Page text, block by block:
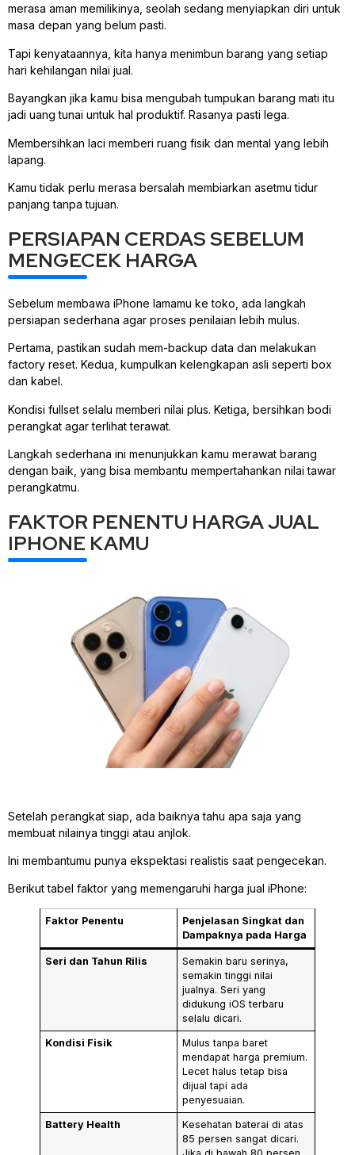
merasa aman memilikinya, seolah sedang menyiapkan diri untuk
masa depan yang belum pasti.
Tapi kenyataannya, kita hanya menimbun barang yang setiap
hari kehilangan nilai jual.
Bayangkan jika kamu bisa mengubah tumpukan barang mati itu
jadi uang tunai untuk hal produktif. Rasanya pasti lega.
Membersihkan laci memberi ruang fisik dan mental yang lebih
lapang.
Kamu tidak perlu merasa bersalah membiarkan asetmu tidur
panjang tanpa tujuan.
PERSIAPAN CERDAS SEBELUM
MENGECEK HARGA
Sebelum membawa iPhone lamamu ke toko, ada langkah
persiapan sederhana agar proses penilaian lebih mulus.
Pertama, pastikan sudah mem-backup data dan melakukan
factory reset. Kedua, kumpulkan kelengkapan asli seperti box
dan kabel.
Kondisi fullset selalu memberi nilai plus. Ketiga, bersihkan bodi
perangkat agar terlihat terawat.
Langkah sederhana ini menunjukkan kamu merawat barang
dengan baik, yang bisa membantu mempertahankan nilai tawar
perangkatmu.
FAKTOR PENENTU HARGA JUAL
IPHONE KAMU
Setelah perangkat siap, ada baiknya tahu apa saja yang
membuat nilainya tinggi atau anjlok.
Ini membantumu punya ekspektasi realistis saat pengecekan.
Berikut tabel faktor yang memengaruhi harga jual iPhone:
Faktor Penentu
Penjelasan Singkat dan
Dampaknya pada Harga
Seri dan Tahun Rilis
Semakin baru serinya,
semakin tinggi nilai
jualnya. Seri yang
didukung iOS terbaru
selalu dicari.
Kondisi Fisik
Mulus tanpa baret
mendapat harga premium.
Lecet halus tetap bisa
dijual tapi ada
penyesuaian.
Battery Health
Kesehatan baterai di atas
85 persen sangat dicari.